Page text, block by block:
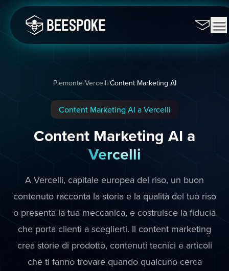
Piemonte/Vercelli/Content Marketing AI
Content Marketing AI a Vercelli
Content Marketing AI a
Vercelli
A Vercelli, capitale europea del riso, un buon
contenuto racconta la storia e la qualità del tuo riso
o presenta la tua meccanica, e costruisce la fiducia
che porta clienti a sceglierti. Il content marketing
crea storie di prodotto, contenuti tecnici e articoli
che ti fanno trovare quando qualcuno cerca